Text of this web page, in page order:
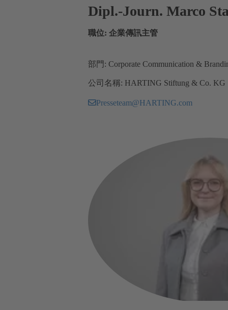
Dipl.-Journ. Marco
職位: 企業傳訊主管
部門: Corporate Communication &
公司名稱: HARTING Stiftung & Co. KG
Presseteam@HARTING.com